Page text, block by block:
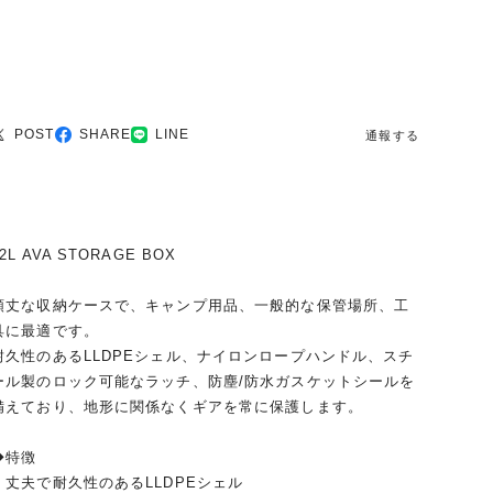
POST SHARE LINE 通報する
AVA STORAGE BOX
丈な収納ケースで、キャンプ用品、一般的な保管場所、工
に最適です。
久性のあるLLDPEシェル、ナイロンロープハンドル、スチ
ル製のロック可能なラッチ、防塵/防水ガスケットシールを
えており、地形に関係なくギアを常に保護します。
徴
丈夫で耐久性のあるLLDPEシェル